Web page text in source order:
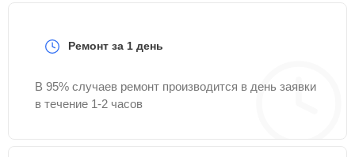
Ремонт за 1 день
В 95% случаев ремонт производится в день заявки
в течение 1-2 часов